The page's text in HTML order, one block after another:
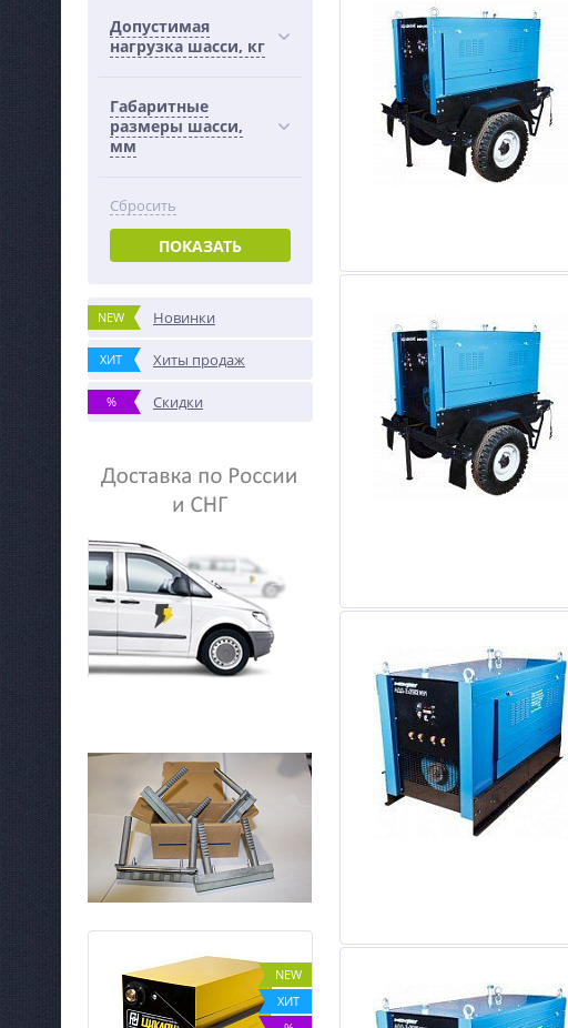
Допустимая
нагрузка шасси, кг
Габаритные
размеры шасси,
мм
Сбросить
ПОКАЗАТЬ
NEW Новинки
ХИТ Хиты продаж
% Скидки
NEW
ХИТ
ХИТ